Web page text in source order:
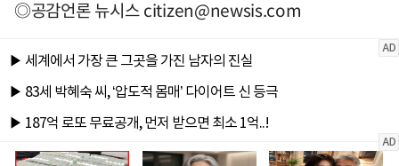
◎공감언론 뉴시스citizen@newsis.com